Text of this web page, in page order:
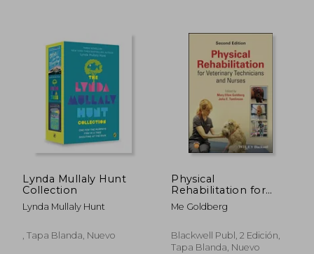
45%
dcto.
45%
dcto.
Lynda Mullaly Hunt
Collection
Lynda Mullaly Hunt
, Tapa Blanda, Nuevo
Physical
Rehabilitation for
Veterinary
Technicians and
Me Goldberg
Blackwell Publ, 2 Edición,
Tapa Blanda, Nuevo